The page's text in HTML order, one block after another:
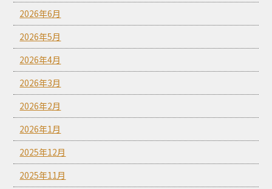
2026年6月
2026年5月
2026年4月
2026年3月
2026年2月
2026年1月
2025年12月
2025年11月